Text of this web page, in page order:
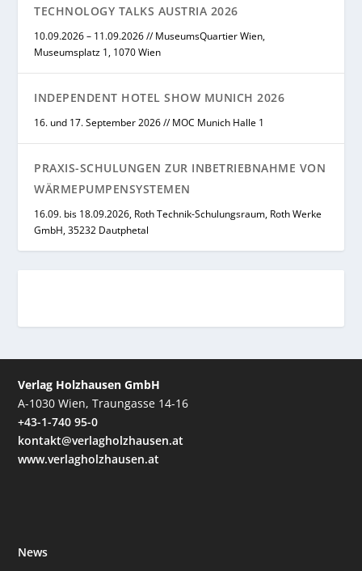
TECHNOLOGY TALKS AUSTRIA 2026
10.09.2026 – 11.09.2026 // MuseumsQuartier Wien,
Museumsplatz 1, 1070 Wien
INDEPENDENT HOTEL SHOW MUNICH 2026
16. und 17. September 2026 // MOC Munich Halle 1
PRAXIS-SCHULUNGEN ZUR INBETRIEBNAHME VON
WÄRMEPUMPENSYSTEMEN
16.09. bis 18.09.2026, Roth Technik-Schulungsraum, Roth Werke
GmbH, 35232 Dautphetal
Verlag Holzhausen GmbH
A-1030 Wien, Traungasse 14-16
+43-1-740 95-0
kontakt@verlagholzhausen.at
www.verlagholzhausen.at
News